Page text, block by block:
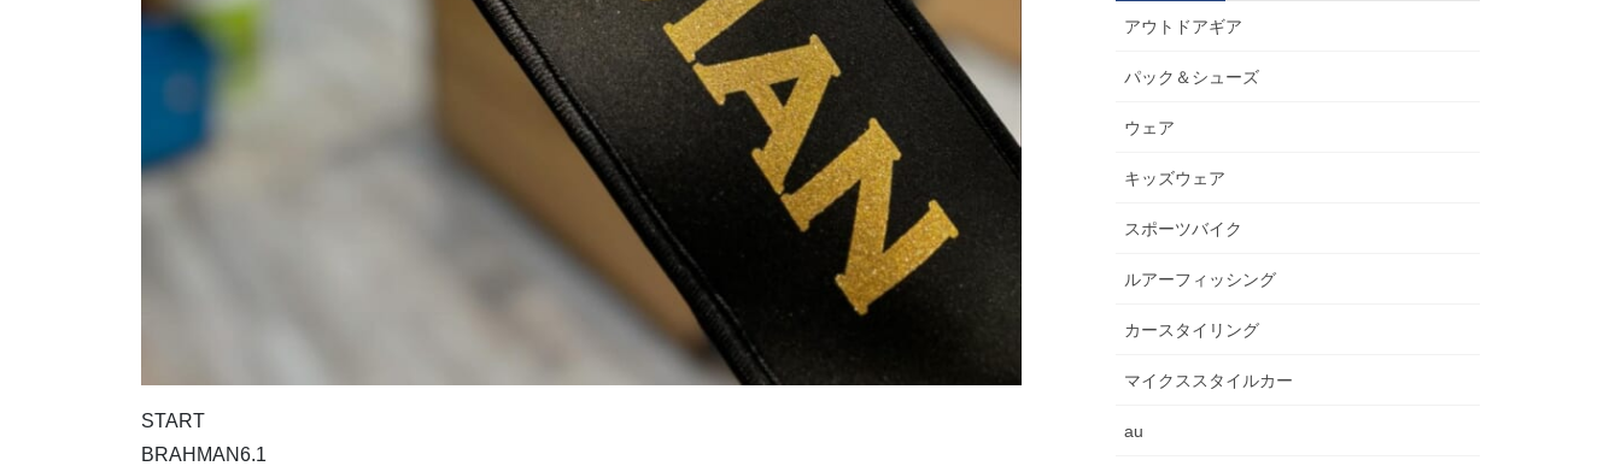
START
BRAHMAN6.1
アウトドアギア
パック＆シューズ
ウェア
キッズウェア
スポーツバイク
ルアーフィッシング
カースタイリング
マイクススタイルカー
au